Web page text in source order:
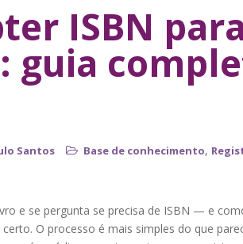
ISBN
guia
Santos Base de conhecimento,
e se pergunta se precisa de ISBN — e
O processo é mais simples do que